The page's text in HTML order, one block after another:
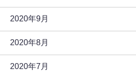
2020年9月
2020年8月
2020年7月